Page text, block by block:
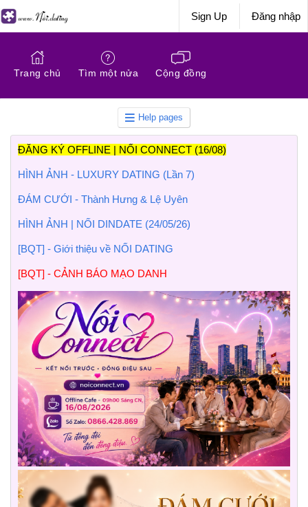
Sign Up Đăng nhập
Trang chủ Tìm một nửa Cộng đồng
Help pages
ĐĂNG KÝ OFFLINE | NỐI CONNECT (16/08)
HÌNH ẢNH - LUXURY DATING (Lần 7)
ĐÁM CƯỚI - Thành Hưng & Lệ Uyên
HÌNH ẢNH | NỐI DINDATE (24/05/26)
[BQT] - Giới thiệu về NỐI DATING
[BQT] - CẢNH BÁO MẠO DANH